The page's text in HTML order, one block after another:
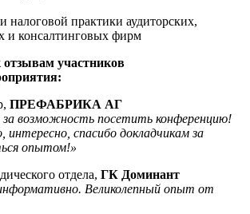
налоговой практики аудиторских,
и консалтинговых фирм
участников
ПРЕФАБРИКА АГ
за возможность посетить конференцию!
интересно, спасибо докладчикам за
опытом!»
отдела, ГК Доминант
Великолепный опыт от